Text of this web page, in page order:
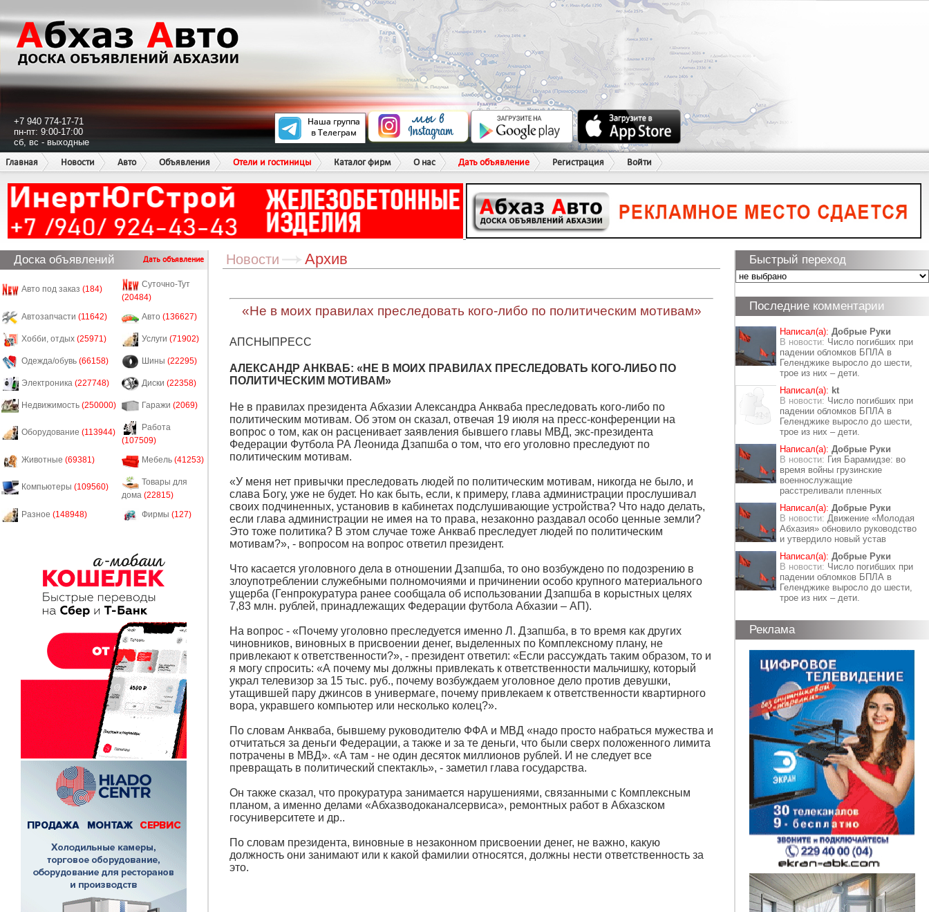
+7 940 774-17-71
пн-пт: 9:00-17:00
сб, вс - выходные
Главная
Новости Авто Объявления Отели и гостиницы Каталог фирм О нас Дать объявление Регистрация Войти
Доска объявлений Дать объявление
Авто под заказ (184)
Суточно-Тут
(20484)
Автозапчасти (11642) Авто (136627)
Хобби, отдых (25971) Услуги (71902)
Одежда/обувь (66158) Шины (22295)
Электроника (227748) Диски (22358)
Недвижимость (250000) Гаражи (2069)
Оборудование (113944)
Работа
(107509)
Животные (69381) Мебель (41253)
Компьютеры (109560)
Товары для
дома (22815)
Разное (148948) Фирмы (127)
Новости Aрхив
«Не в моих правилах преследовать кого-либо по политическим мотивам»
АПСНЫПРЕСС
АЛЕКСАНДР АНКВАБ: «НЕ В МОИХ ПРАВИЛАХ ПРЕСЛЕДОВАТЬ КОГО-ЛИБО ПО
ПОЛИТИЧЕСКИМ МОТИВАМ»
Не в правилах президента Абхазии Александра Анкваба преследовать кого-либо по
политическим мотивам. Об этом он сказал, отвечая 19 июля на пресс-конференции на
вопрос о том, как он расценивает заявления бывшего главы МВД, экс-президента
Федерации Футбола РА Леонида Дзапшба о том, что его уголовно преследуют по
политическим мотивам.
«У меня нет привычки преследовать людей по политическим мотивам, никогда не было, и
слава Богу, уже не будет. Но как быть, если, к примеру, глава администрации прослушивал
своих подчиненных, установив в кабинетах подслушивающие устройства? Что надо делать,
если глава администрации не имея на то права, незаконно раздавал особо ценные земли?
Это тоже политика? В этом случае тоже Анкваб преследует людей по политическим
мотивам?», - вопросом на вопрос ответил президент.
Что касается уголовного дела в отношении Дзапшба, то оно возбуждено по подозрению в
злоупотреблении служебными полномочиями и причинении особо крупного материального
ущерба (Генпрокуратура ранее сообщала об использовании Дзапшба в корыстных целях
7,83 млн. рублей, принадлежащих Федерации футбола Абхазии – АП).
На вопрос - «Почему уголовно преследуется именно Л. Дзапшба, в то время как других
чиновников, виновных в присвоении денег, выделенных по Комплексному плану, не
привлекают к ответственности?», - президент ответил: «Если рассуждать таким образом, то и
я могу спросить: «А почему мы должны привлекать к ответственности мальчишку, который
украл телевизор за 15 тыс. руб., почему возбуждаем уголовное дело против девушки,
утащившей пару джинсов в универмаге, почему привлекаем к ответственности квартирного
вора, укравшего компьютер или несколько колец?».
По словам Анкваба, бывшему руководителю ФФА и МВД «надо просто набраться мужества и
отчитаться за деньги Федерации, а также и за те деньги, что были сверх положенного лимита
потрачены в МВД». «А там - не один десяток миллионов рублей. И не следует все
превращать в политический спектакль», - заметил глава государства.
Он также сказал, что прокуратура занимается нарушениями, связанными с Комплексным
планом, а именно делами «Абхазводоканалсервиса», ремонтных работ в Абхазском
госуниверситете и др..
По словам президента, виновные в незаконном присвоении денег, не важно, какую
должность они занимают или к какой фамилии относятся, должны нести ответственность за
это.
Быстрый переход
Последние комментарии
Написал(а): Добрые Руки
В новости: Число погибших при
падении обломков БПЛА в
Геленджике выросло до шести,
трое из них – дети.
Написал(а): kt
В новости: Число погибших при
падении обломков БПЛА в
Геленджике выросло до шести,
трое из них – дети.
Написал(а): Добрые Руки
В новости: Гия Барамидзе: во
время войны грузинские
военнослужащие
расстреливали пленных
Написал(а): Добрые Руки
В новости: Движение «Молодая
Абхазия» обновило руководство
и утвердило новый устав
Написал(а): Добрые Руки
В новости: Число погибших при
падении обломков БПЛА в
Геленджике выросло до шести,
трое из них – дети.
Реклама